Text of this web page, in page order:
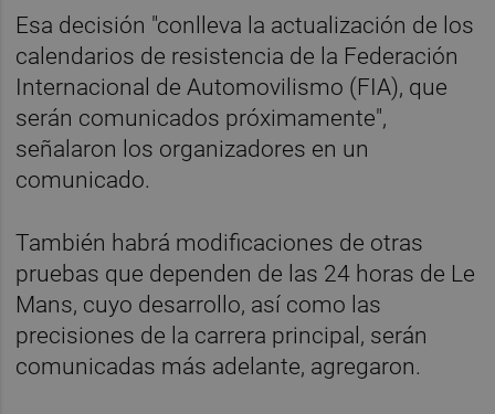
Esa decisión "conlleva la actualización de los
calendarios de resistencia de la Federación
Internacional de Automovilismo (FIA), que
serán comunicados próximamente",
señalaron los organizadores en un
comunicado.
También habrá modificaciones de otras
pruebas que dependen de las 24 horas de Le
Mans, cuyo desarrollo, así como las
precisiones de la carrera principal, serán
comunicadas más adelante, agregaron.